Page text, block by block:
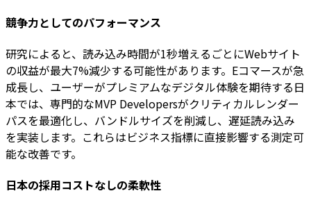
競争力としてのパフォーマンス
研究によると、読み込み時間が1秒増えるごとにWebサイト
の収益が最大7%減少する可能性があります。Eコマースが急
成長し、ユーザーがプレミアムなデジタル体験を期待する日
本では、専門的なMVP Developersがクリティカルレンダー
パスを最適化し、バンドルサイズを削減し、遅延読み込み
を実装します。これらはビジネス指標に直接影響する測定可
能な改善です。
日本の採用コストなしの柔軟性